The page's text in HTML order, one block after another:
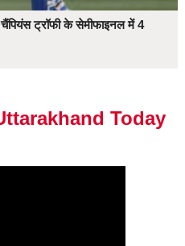
ट्रॉफी के सेमीफाइनल में 4
Today